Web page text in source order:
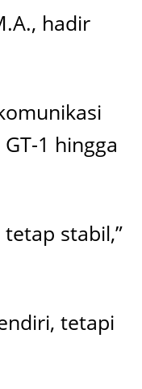
hadir
1 hingga
stabil,”
tetapi